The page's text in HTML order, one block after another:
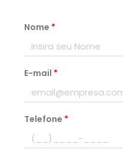
Nome *
E-mail *
Telefone *